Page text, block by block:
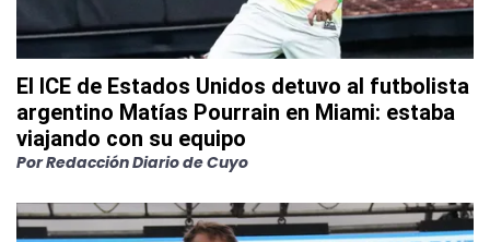
El ICE de Estados Unidos detuvo al futbolista
argentino Matías Pourrain en Miami: estaba
viajando con su equipo
PorRedacción Diario de Cuyo